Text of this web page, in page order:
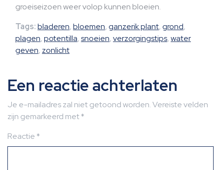
groeiseizoen weer volop kunnen bloeien.
Tags:bladeren,bloemen,ganzerik plant,grond,
plagen,potentilla,snoeien,verzorgingstips,water
geven, zonlicht
Een reactie achterlaten
Je e-mailadres zal niet getoond worden.Vereiste velden
zijn gemarkeerd met*
Reactie*